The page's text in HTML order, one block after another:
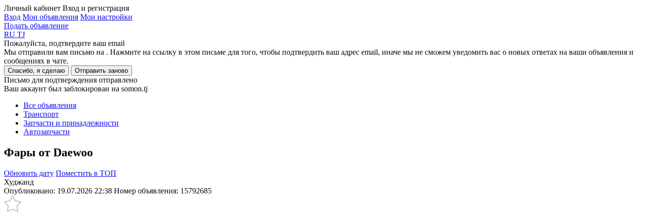
Личный кабинет Вход и регистрация
Вход Мои объявления Мои настройки
Подать объявление
RU TJ
Пожалуйста, подтвердите ваш email
Мы отправили вам письмо на . Нажмите на ссылку в этом письме для того, чтобы подтвердить ваш адрес email, иначе мы не сможем уведомить вас о новых ответах на ваши объявления и
сообщениях в чате.
Спасибо, я сделаю Отправить заново
Письмо для подтверждения отправлено
Ваш аккаунт был заблокирован на somon.tj
Все объявления
Транспорт
Запчасти и принадлежности
Автозапчасти
Фары от Daewoo
Обновить дату Поместить в ТОП
Худжанд
Опубликовано: 19.07.2026 22:38 Номер объявления: 15792685